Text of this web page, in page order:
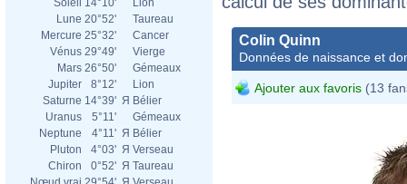
Soleil 14°10'
Lion
Lune 20°52'
Taureau
Mercure 25°32'
Cancer
Vénus 29°49'
Vierge
Mars 26°50'
Gémeaux
Jupiter
8°12'
Lion
Saturne 14°39' Я Bélier
Uranus
5°11'
Gémeaux
Neptune
4°11' Я Bélier
Pluton
4°03' Я Verseau
Chiron
0°52' Я Taureau
Colin Quinn
Données de naissance et
Ajouter aux favoris (13